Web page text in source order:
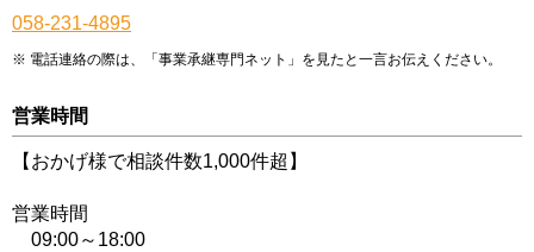
058-231-4895
電話連絡の際は、「事業承継専門ネット」を見たと一言お伝えください。
営業時間
【おかげ様で相談件数1,000件超】
営業時間
09:00～18:00